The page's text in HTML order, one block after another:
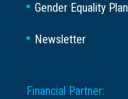
Gender Equality Plan
Newsletter
Financial Partner: